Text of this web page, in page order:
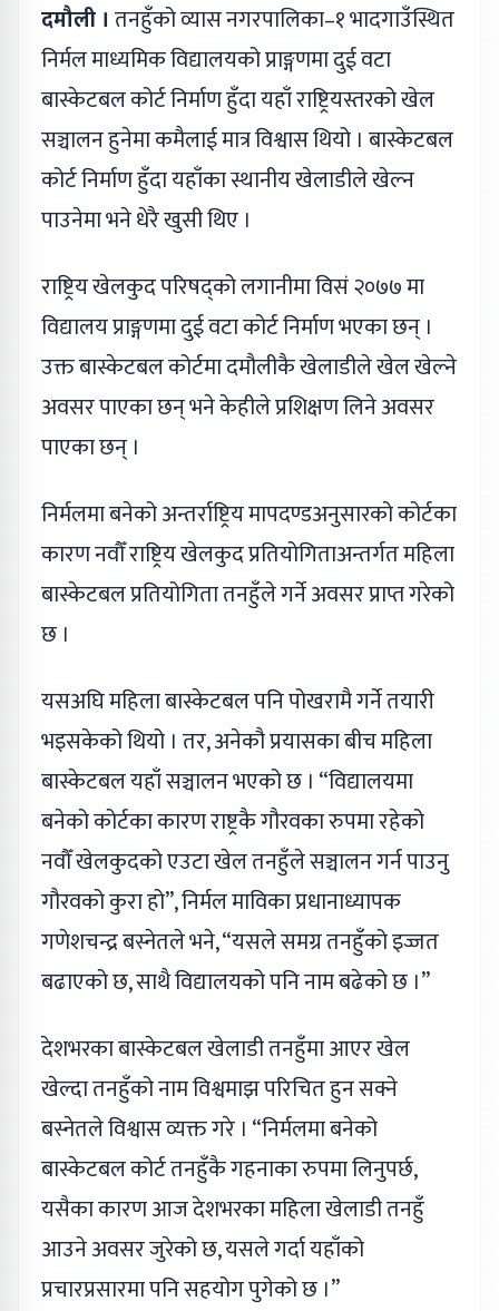
दमौली । तनहुँको व्यास नगरपालिका–१ भादगाउँस्थित
निर्मल माध्यमिक विद्यालयको प्राङ्गणमा दुई वटा
बास्केटबल कोर्ट निर्माण हुँदा यहाँ राष्ट्रियस्तरको खेल
सञ्चालन हुनेमा कमैलाई मात्र विश्वास थियो । बास्केटबल
कोर्ट निर्माण हुँदा यहाँका स्थानीय खेलाडीले खेल्न
पाउनेमा भने धेरै खुसी थिए ।
राष्ट्रिय खेलकुद परिषद्को लगानीमा विसं २०७७ मा
विद्यालय प्राङ्गणमा दुई वटा कोर्ट निर्माण भएका छन् ।
उक्त बास्केटबल कोर्टमा दमौलीकै खेलाडीले खेल खेल्ने
अवसर पाएका छन् भने केहीले प्रशिक्षण लिने अवसर
पाएका छन् ।
निर्मलमा बनेको अन्तर्राष्ट्रिय मापदण्डअनुसारको कोर्टका
कारण नवौँ राष्ट्रिय खेलकुद प्रतियोगिताअन्तर्गत महिला
बास्केटबल प्रतियोगिता तनहुँले गर्ने अवसर प्राप्त गरेको
छ ।
यसअघि महिला बास्केटबल पनि पोखरामै गर्ने तयारी
भइसकेको थियो । तर, अनेकौ प्रयासका बीच महिला
बास्केटबल यहाँ सञ्चालन भएको छ । “विद्यालयमा
बनेको कोर्टका कारण राष्ट्रकै गौरवका रुपमा रहेको
नवौँ खेलकुदको एउटा खेल तनहुँले सञ्चालन गर्न पाउनु
गौरवको कुरा हो”, निर्मल माविका प्रधानाध्यापक
गणेशचन्द्र बस्नेतले भने, “यसले समग्र तनहुँको इज्जत
बढाएको छ, साथै विद्यालयको पनि नाम बढेको छ ।”
देशभरका बास्केटबल खेलाडी तनहुँमा आएर खेल
खेल्दा तनहुँको नाम विश्वमाझ परिचित हुन सक्ने
बस्नेतले विश्वास व्यक्त गरे । “निर्मलमा बनेको
बास्केटबल कोर्ट तनहुँकै गहनाका रुपमा लिनुपर्छ,
यसैका कारण आज देशभरका महिला खेलाडी तनहुँ
आउने अवसर जुरेको छ, यसले गर्दा यहाँको
प्रचारप्रसारमा पनि सहयोग पुगेको छ ।”